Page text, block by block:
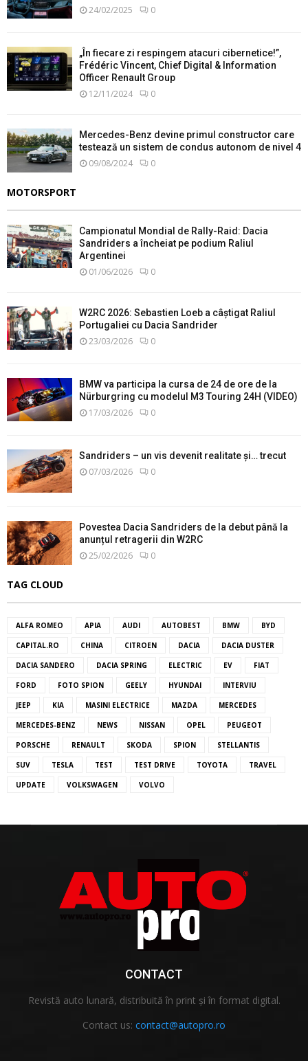
24/02/2025 0
„În fiecare zi respingem atacuri cibernetice!”,
Frédéric Vincent, Chief Digital & Information
Officer Renault Group
12/11/2024 0
Mercedes-Benz devine primul constructor care
testează un sistem de condus autonom de nivel 4
09/08/2024 0
MOTORSPORT
Campionatul Mondial de Rally-Raid: Dacia
Sandriders a încheiat pe podium Raliul
Argentinei
01/06/2026 0
W2RC 2026: Sebastien Loeb a câștigat Raliul
Portugaliei cu Dacia Sandrider
23/03/2026 0
BMW va participa la cursa de 24 de ore de la
Nürburgring cu modelul M3 Touring 24H (VIDEO)
17/03/2026 0
Sandriders – un vis devenit realitate și… trecut
07/03/2026 0
Povestea Dacia Sandriders de la debut până la
anunțul retragerii din W2RC
25/02/2026 0
TAG CLOUD
ALFA ROMEO APIA AUDI AUTOBEST BMW BYD
CAPITAL.RO CHINA CITROEN DACIA DACIA DUSTER
DACIA SANDERO DACIA SPRING ELECTRIC EV FIAT
FORD FOTO SPION GEELY HYUNDAI INTERVIU
JEEP KIA MASINI ELECTRICE MAZDA MERCEDES
MERCEDES-BENZ NEWS NISSAN OPEL PEUGEOT
PORSCHE RENAULT SKODA SPION STELLANTIS
SUV TESLA TEST TEST DRIVE TOYOTA TRAVEL
UPDATE VOLKSWAGEN VOLVO
CONTACT
Revistă auto lunară, distribuită în print și în format digital.
Contact us: contact@autopro.ro